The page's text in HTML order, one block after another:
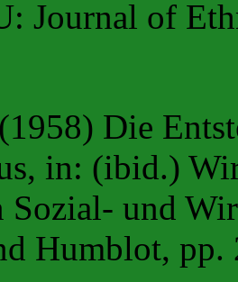
Journal of
Die
in: (ibid.)
Sozial- und
Humblot, pp.